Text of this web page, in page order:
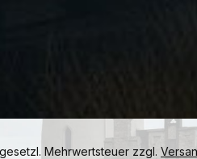
Mehrwertsteuer zzgl.